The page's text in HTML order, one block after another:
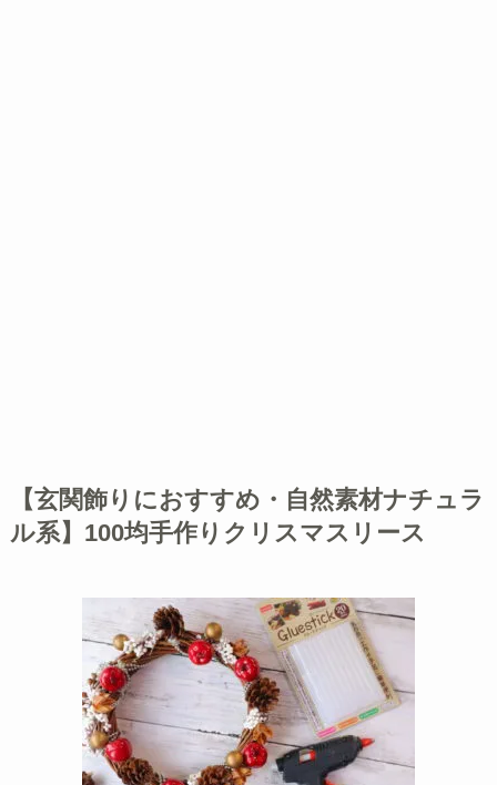
【玄関飾りにおすすめ・自然素材ナチュラ
ル系】100均手作りクリスマスリース